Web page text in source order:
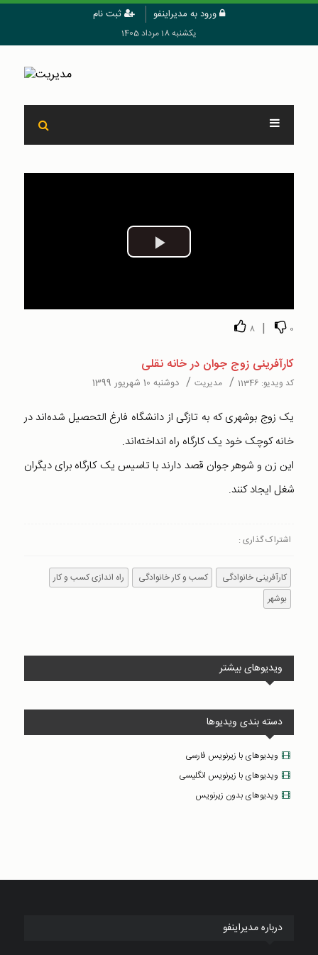
ورود به مدیراینفو ثبت نام
یکشنبه 18 مرداد 1405
Play
0
|
8
کارآفرینی زوج جوان در خانه نقلی
کد ویدیو: 11346
/ مدیریت/ دوشنبه 10 شهریور 1399
یک زوج بوشهری که به تازگی از دانشگاه فارغ التحصیل شده‌اند در
خانه کوچک خود یک کارگاه راه انداخته‌اند.
این زن و شوهر جوان قصد دارند با تاسیس یک کارگاه برای دیگران
شغل ایجاد کنند.
اشتراک گذاری :
کارآفرینی خانوادگی کسب و کار خانوادگی
راه اندازی کسب و کار
بوشهر
ویدیوهای بیشتر
دسته بندی ویدیوها
ویدیوهای با زیرنویس فارسی
ویدیوهای با زیرنویس انگلیسی
ویدیوهای بدون زیرنویس
درباره مدیراینفو